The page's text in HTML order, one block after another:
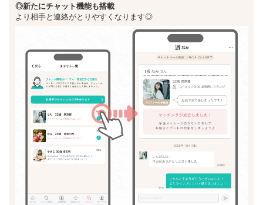
◎新たにチャット機能も搭載
より相手と連絡がとりやすくなります◎